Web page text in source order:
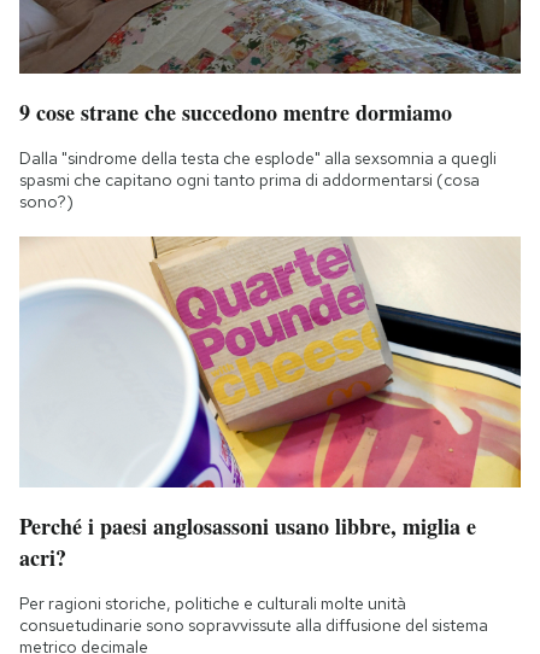
9 cose strane che succedono mentre dormiamo
Dalla "sindrome della testa che esplode" alla sexsomnia a quegli
spasmi che capitano ogni tanto prima di addormentarsi (cosa
sono?)
Perché i paesi anglosassoni usano libbre, miglia e
acri?
Per ragioni storiche, politiche e culturali molte unità
consuetudinarie sono sopravvissute alla diffusione del sistema
metrico decimale